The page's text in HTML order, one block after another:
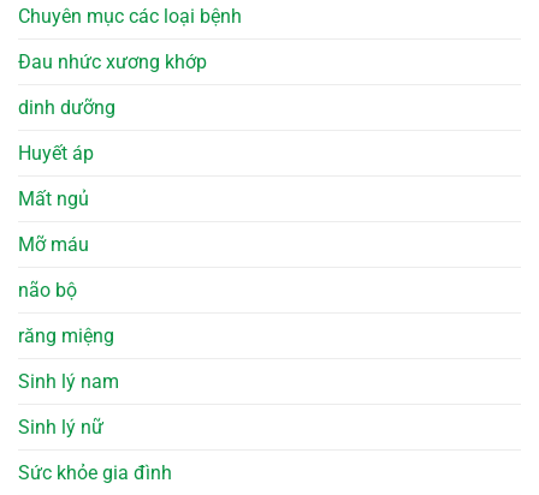
Chuyên mục các loại bệnh
Đau nhức xương khớp
dinh dưỡng
Huyết áp
Mất ngủ
Mỡ máu
não bộ
răng miệng
Sinh lý nam
Sinh lý nữ
Sức khỏe gia đình